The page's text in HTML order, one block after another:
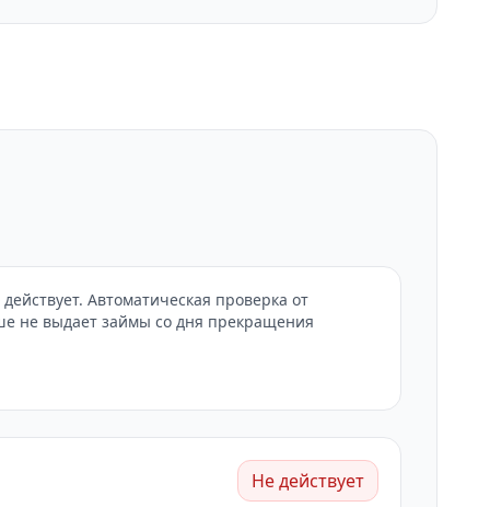
Автоматическая проверка от
не выдает займы со дня прекращения
Не действует